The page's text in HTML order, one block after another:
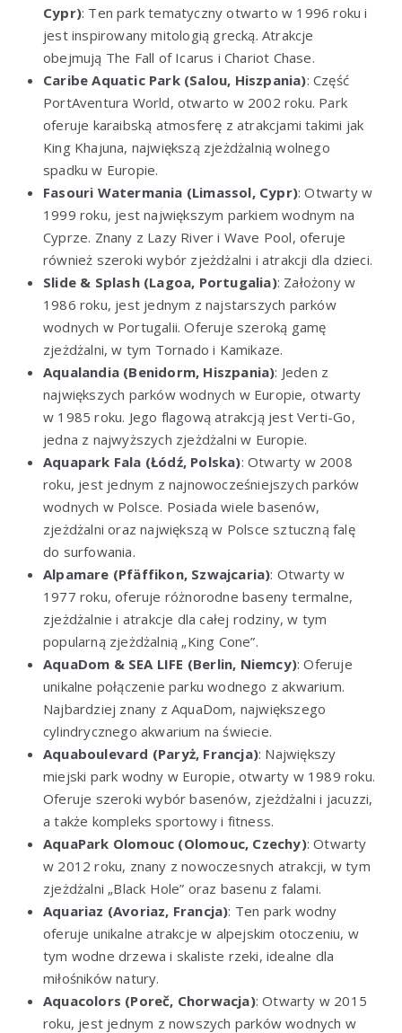
Cypr): Ten park tematyczny otwarto w 1996 roku i
jest inspirowany mitologią grecką. Atrakcje
obejmują The Fall of Icarus i Chariot Chase.
Caribe Aquatic Park (Salou, Hiszpania): Część
PortAventura World, otwarto w 2002 roku. Park
oferuje karaibską atmosferę z atrakcjami takimi jak
King Khajuna, największą zjeżdżalnią wolnego
spadku w Europie.
Fasouri Watermania (Limassol, Cypr): Otwarty w
1999 roku, jest największym parkiem wodnym na
Cyprze. Znany z Lazy River i Wave Pool, oferuje
również szeroki wybór zjeżdżalni i atrakcji dla dzieci.
Slide & Splash (Lagoa, Portugalia): Założony w
1986 roku, jest jednym z najstarszych parków
wodnych w Portugalii. Oferuje szeroką gamę
zjeżdżalni, w tym Tornado i Kamikaze.
Aqualandia (Benidorm, Hiszpania): Jeden z
największych parków wodnych w Europie, otwarty
w 1985 roku. Jego flagową atrakcją jest Verti-Go,
jedna z najwyższych zjeżdżalni w Europie.
Aquapark Fala (Łódź, Polska): Otwarty w 2008
roku, jest jednym z najnowocześniejszych parków
wodnych w Polsce. Posiada wiele basenów,
zjeżdżalni oraz największą w Polsce sztuczną falę
do surfowania.
Alpamare (Pfäffikon, Szwajcaria): Otwarty w
1977 roku, oferuje różnorodne baseny termalne,
zjeżdżalnie i atrakcje dla całej rodziny, w tym
popularną zjeżdżalnią „King Cone”.
AquaDom & SEA LIFE (Berlin, Niemcy): Oferuje
unikalne połączenie parku wodnego z akwarium.
Najbardziej znany z AquaDom, największego
cylindrycznego akwarium na świecie.
Aquaboulevard (Paryż, Francja): Największy
miejski park wodny w Europie, otwarty w 1989 roku.
Oferuje szeroki wybór basenów, zjeżdżalni i jacuzzi,
a także kompleks sportowy i fitness.
AquaPark Olomouc (Olomouc, Czechy): Otwarty
w 2012 roku, znany z nowoczesnych atrakcji, w tym
zjeżdżalni „Black Hole” oraz basenu z falami.
Aquariaz (Avoriaz, Francja): Ten park wodny
oferuje unikalne atrakcje w alpejskim otoczeniu, w
tym wodne drzewa i skaliste rzeki, idealne dla
miłośników natury.
Aquacolors (Poreč, Chorwacja): Otwarty w 2015
roku, jest jednym z nowszych parków wodnych w